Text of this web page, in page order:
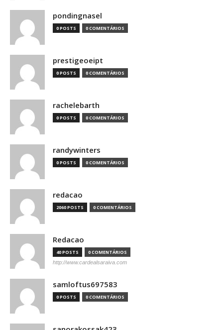
pondingnasel
0 POSTS 0 COMENTÁRIOS
prestigeoeipt
0 POSTS 0 COMENTÁRIOS
rachelebarth
0 POSTS 0 COMENTÁRIOS
randywinters
0 POSTS 0 COMENTÁRIOS
redacao
2060 POSTS 0 COMENTÁRIOS
Redacao
40 POSTS 0 COMENTÁRIOS
http://www.cardealsaraiva.com
samloftus697583
0 POSTS 0 COMENTÁRIOS